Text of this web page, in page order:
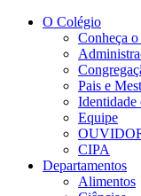
Conteúdo principal
O Colégio
Conheça
Pais e
Identidade
Equipe
CIPA
Departamentos
Alimentos